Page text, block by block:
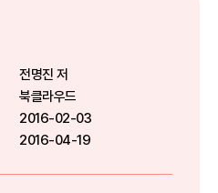
전명진 저
북클라우드
2016-02-03
2016-04-19